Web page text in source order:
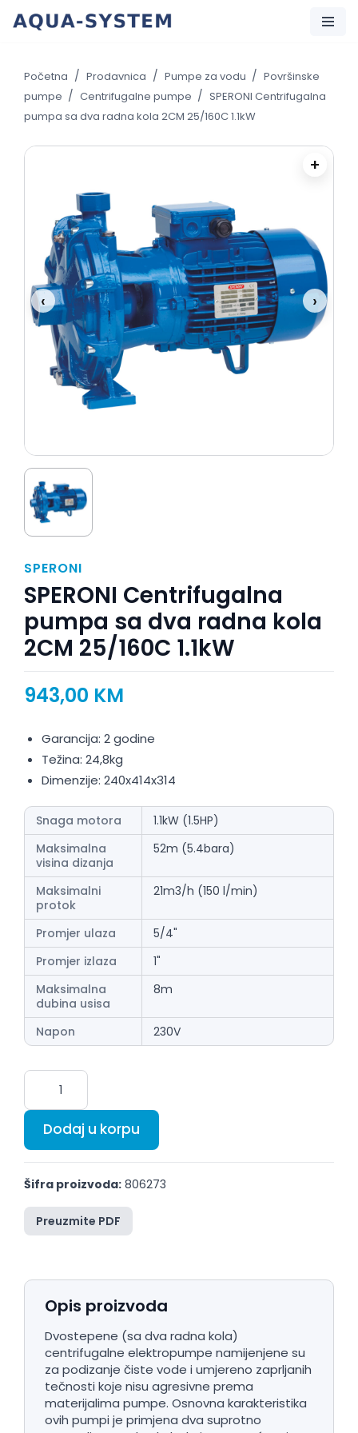
content
Početna / Prodavnica / Pumpe za vodu / Površinske
pumpe / Centrifugalne pumpe / SPERONI Centrifugalna
pumpa sa dva radna kola 2CM 25/160C 1.1kW
‹
+
›
SPERONI
SPERONI Centrifugalna
pumpa sa dva radna kola
2CM 25/160C 1.1kW
943,00 KM
Garancija: 2 godine
Težina: 24,8kg
Dimenzije: 240x414x314
Snaga motora
1.1kW (1.5HP)
Maksimalna
visina dizanja
52m (5.4bara)
Maksimalni
protok
21m3/h (150 l/min)
Promjer ulaza
5/4"
Promjer izlaza
1"
Maksimalna
dubina usisa
8m
Napon 230V
Dodaj u korpu
Šifra proizvoda: 806273
Preuzmite PDF
Opis proizvoda
Dvostepene (sa dva radna kola)
centrifugalne elektropumpe namijenjene su
za podizanje čiste vode i umjereno zaprljanih
tečnosti koje nisu agresivne prema
materijalima pumpe. Osnovna karakteristika
ovih pumpi je primjena dva suprotno